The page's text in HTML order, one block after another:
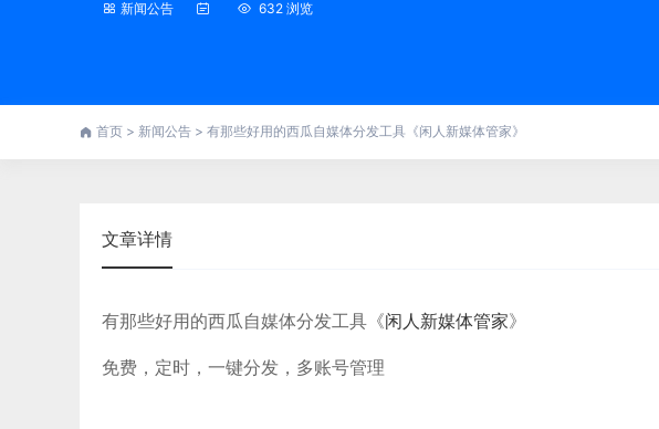
新闻公告 632 浏览
首页 > 新闻公告 > 有那些好用的西瓜自媒体分发工具《闲人新媒体管家》
文章详情
有那些好用的西瓜自媒体分发工具《闲人新媒体管家》
免费，定时，一键分发，多账号管理